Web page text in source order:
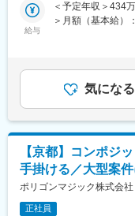
■主な業務内容：
・作品制作のリフ
・作品展示に使用
■実績
チームラボボーダ
SuperNature
https://
給与
＜予定年収＞434
＞月額（基本給）
＞有＜残業手当＞
験に応じてオファ
分、一律68,750円
日5時間：9,281円
賃金はあくまでも
性があります。月
気になる
【京都】コンポジ
手掛ける／大型案
ポリゴンマジック株式会社
正社員